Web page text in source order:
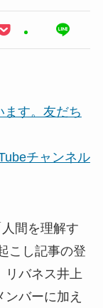
ます。友だち
チャンネル
間を理解す
こし記事の登
リバネス井上
バーに加え